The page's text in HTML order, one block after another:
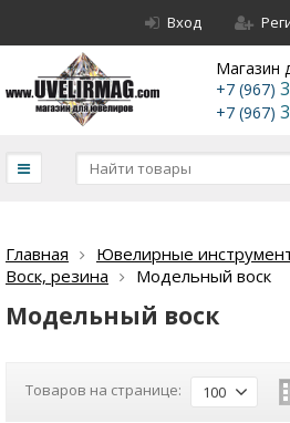
Вход
Магазин
+7 (967)
+7 (967)
Главная
Ювелирные
Воск, резина
Модельный воск
Модельный воск
Товаров на странице: 100